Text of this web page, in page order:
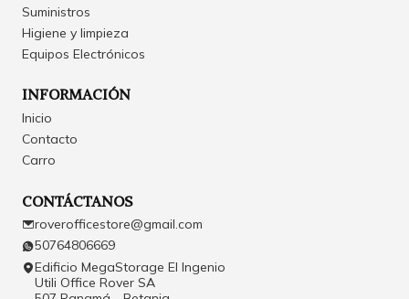
Suministros
Higiene y limpieza
Equipos Electrónicos
INFORMACIÓN
Inicio
Contacto
Carro
CONTÁCTANOS
roverofficestore@gmail.com
50764806669
Edificio MegaStorage El Ingenio
Utili Office Rover SA